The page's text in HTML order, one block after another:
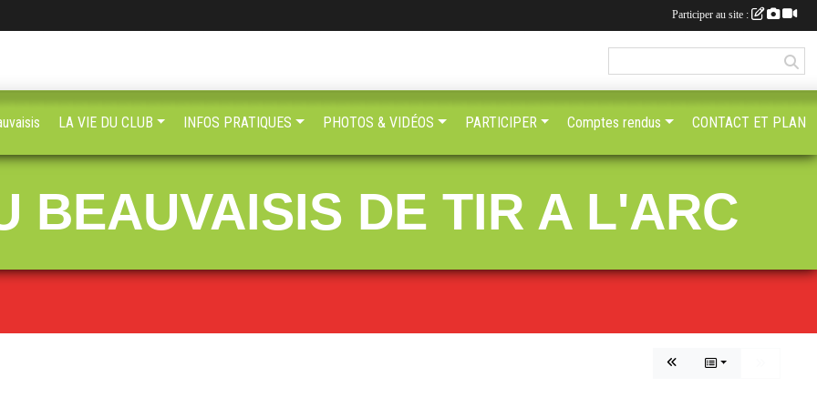
BEAUVAISIS DE TIR A L'ARC
LA VIE DU CLUB INFOS PRATIQUES PHOTOS & VIDÉOS PARTICIPER Comptes rendus CONTACT ET PLAN
Participer au site :